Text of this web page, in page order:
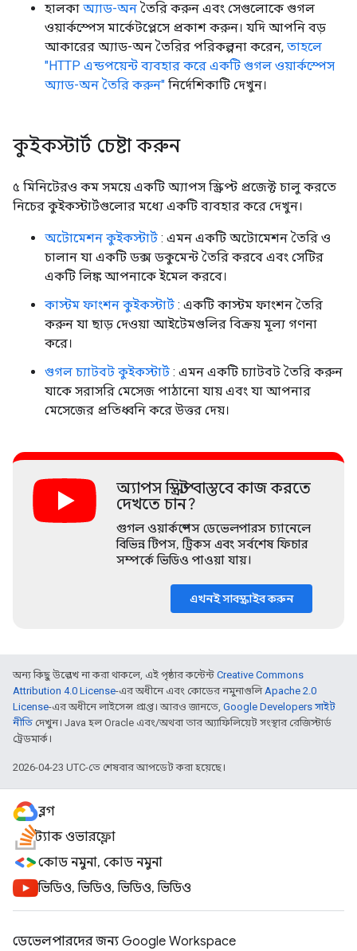
হালকা অ্যাড-অন তৈরি করুন এবং সেগুলোকে গুগল
ওয়ার্কস্পেস মার্কেটপ্লেসে প্রকাশ করুন। যদি আপনি বড়
আকারের অ্যাড-অন তৈরির পরিকল্পনা করেন, তাহলে
"HTTP এন্ডপয়েন্ট ব্যবহার করে একটি গুগল ওয়ার্কস্পেস
অ্যাড-অন তৈরি করুন" নির্দেশিকাটি দেখুন।
কুইকস্টার্ট চেষ্টা করুন
৫ মিনিটেরও কম সময়ে একটি অ্যাপস স্ক্রিপ্ট প্রজেক্ট চালু করতে
নিচের কুইকস্টার্টগুলোর মধ্যে একটি ব্যবহার করে দেখুন।
অটোমেশন কুইকস্টার্ট : এমন একটি অটোমেশন তৈরি ও
চালান যা একটি ডক্স ডকুমেন্ট তৈরি করবে এবং সেটির
একটি লিঙ্ক আপনাকে ইমেল করবে।
কাস্টম ফাংশন কুইকস্টার্ট : একটি কাস্টম ফাংশন তৈরি
করুন যা ছাড় দেওয়া আইটেমগুলির বিক্রয় মূল্য গণনা
করে।
গুগল চ্যাটবট কুইকস্টার্ট : এমন একটি চ্যাটবট তৈরি করুন
যাকে সরাসরি মেসেজ পাঠানো যায় এবং যা আপনার
মেসেজের প্রতিধ্বনি করে উত্তর দেয়।
অ্যাপস স্ক্রিপ্ট বাস্তবে কাজ করতে
দেখতে চান?
গুগল ওয়ার্কস্পেস ডেভেলপারস চ্যানেলে
বিভিন্ন টিপস, ট্রিকস এবং সর্বশেষ ফিচার
সম্পর্কে ভিডিও পাওয়া যায়।
এখনই সাবস্ক্রাইব করুন
অন্য কিছু উল্লেখ না করা থাকলে, এই পৃষ্ঠার কন্টেন্ট Creative Commons
Attribution 4.0 License-এর অধীনে এবং কোডের নমুনাগুলিApache 2.0
License-এর অধীনে লাইসেন্স প্রাপ্ত। আরও জানতে, Google Developers সাইট
নীতি দেখুন। Java হল Oracle এবং/অথবা তার অ্যাফিলিয়েট সংস্থার রেজিস্টার্ড
ট্রেডমার্ক।
2026-04-23 UTC-তে শেষবার আপডেট করা হয়েছে।
ব্লগ
স্ট্যাক ওভারফ্লো
কোড নমুনা, কোড নমুনা
ভিডিও, ভিডিও, ভিডিও, ভিডিও
ডেভেলপারদের জন্য Google Workspace